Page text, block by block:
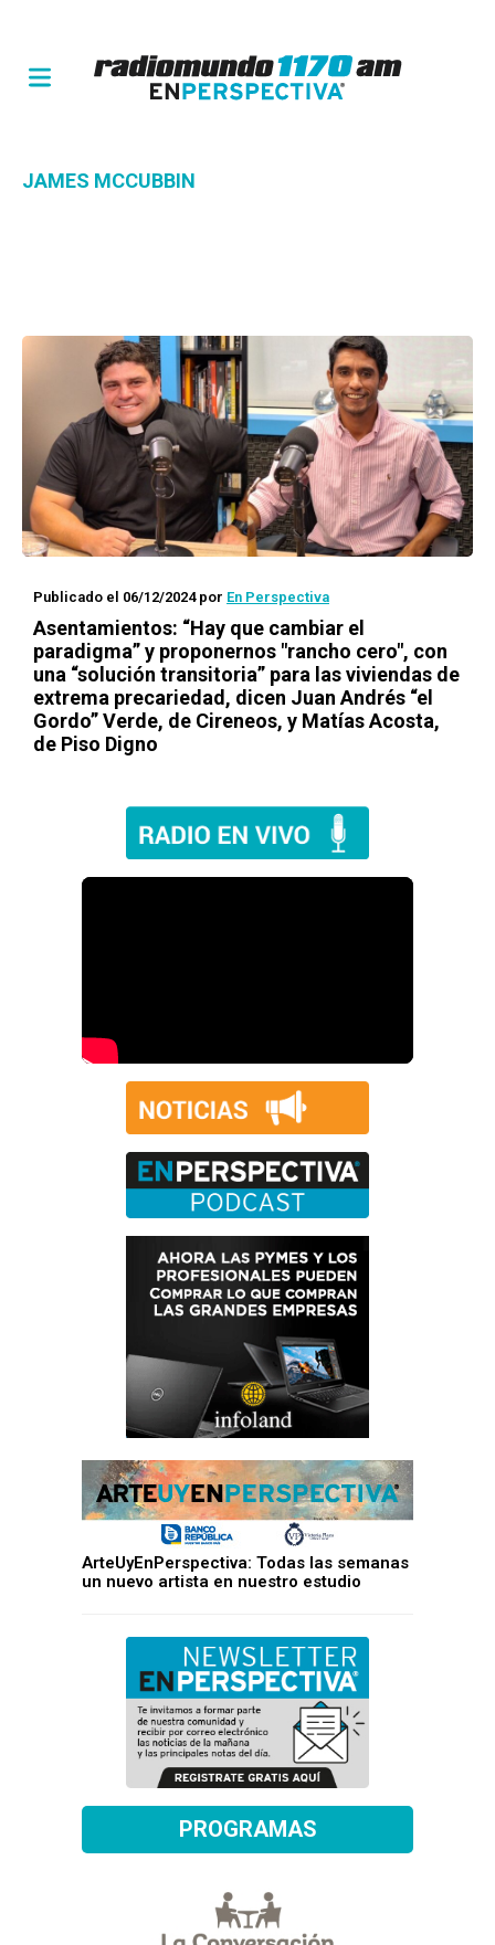
JAMES MCCUBBIN
Publicado el 06/12/2024por En Perspectiva
Asentamientos: “Hay que cambiar el
paradigma” y proponernos "rancho cero", con
una “solución transitoria” para las viviendas de
extrema precariedad, dicen Juan Andrés “el
Gordo” Verde, de Cireneos, y Matías Acosta,
de Piso Digno
ArteUyEnPerspectiva: Todas las semanas
un nuevo artista en nuestro estudio
PROGRAMAS